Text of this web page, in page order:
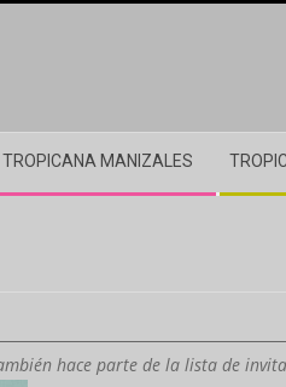
TROPICANA MANIZALES
hace parte de la lista de